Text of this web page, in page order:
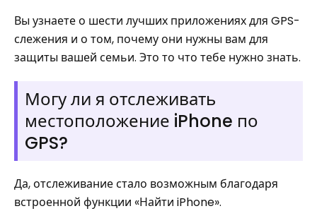
Вы узнаете о шести лучших приложениях для GPS-
слежения и о том, почему они нужны вам для
защиты вашей семьи. Это то что тебе нужно знать.
Могу ли я отслеживать
местоположение iPhone по
GPS?
Да, отслеживание стало возможным благодаря
встроенной функции «Найти iPhone».